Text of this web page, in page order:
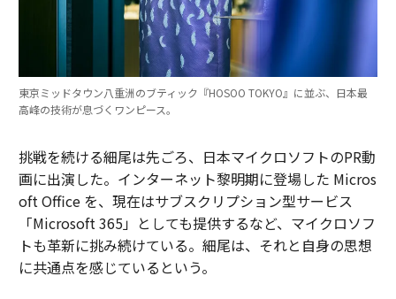
東京ミッドタウン八重洲のブティック『HOSOO TOKYO』に並ぶ、日本最
高峰の技術が息づくワンピース。
挑戦を続ける細尾は先ごろ、日本マイクロソフトのPR動
画に出演した。インターネット黎明期に登場した Micros
oft Office を、現在はサブスクリプション型サービス
「Microsoft 365」としても提供するなど、マイクロソフ
トも革新に挑み続けている。細尾は、それと自身の思想
に共通点を感じているという。